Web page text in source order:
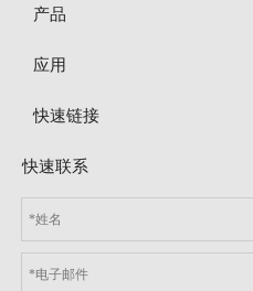
产品
应用
快速链接
快速联系